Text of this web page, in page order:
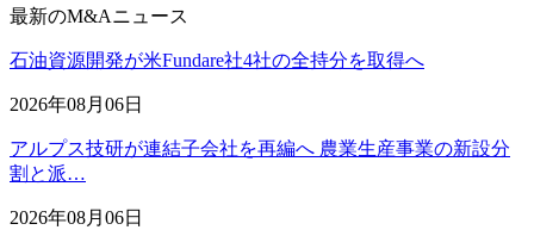
最新のM&Aニュース
石油資源開発が米Fundare社4社の全持分を取得へ
2026年08月06日
アルプス技研が連結子会社を再編へ 農業生産事業の新設分
割と派…
2026年08月06日